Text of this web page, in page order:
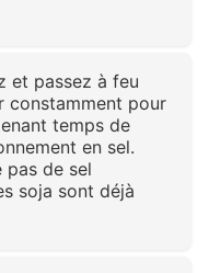
et passez à feu
constamment pour
temps de
en sel.
pas de sel
soja sont déjà